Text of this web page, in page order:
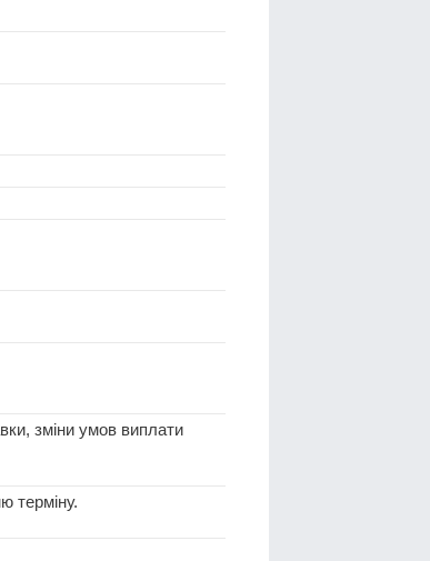
зміни умов виплати
терміну.